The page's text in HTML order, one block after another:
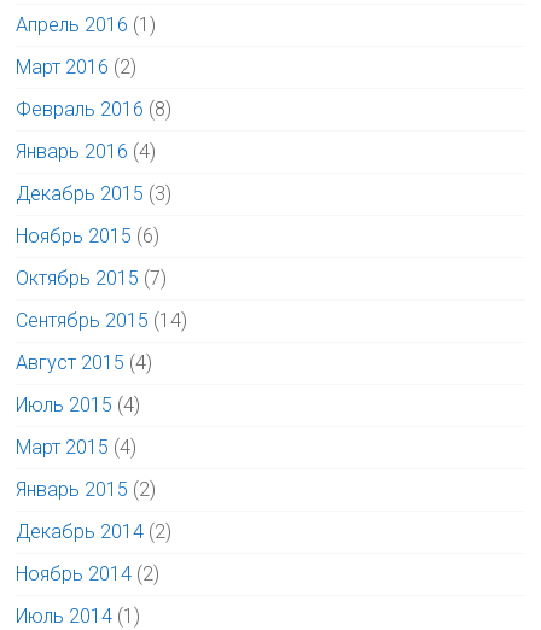
Апрель 2016 (1)
Март 2016 (2)
Февраль 2016 (8)
Январь 2016 (4)
Декабрь 2015 (3)
Ноябрь 2015 (6)
Октябрь 2015 (7)
Сентябрь 2015 (14)
Август 2015 (4)
Июль 2015 (4)
Март 2015 (4)
Январь 2015 (2)
Декабрь 2014 (2)
Ноябрь 2014 (2)
Июль 2014 (1)